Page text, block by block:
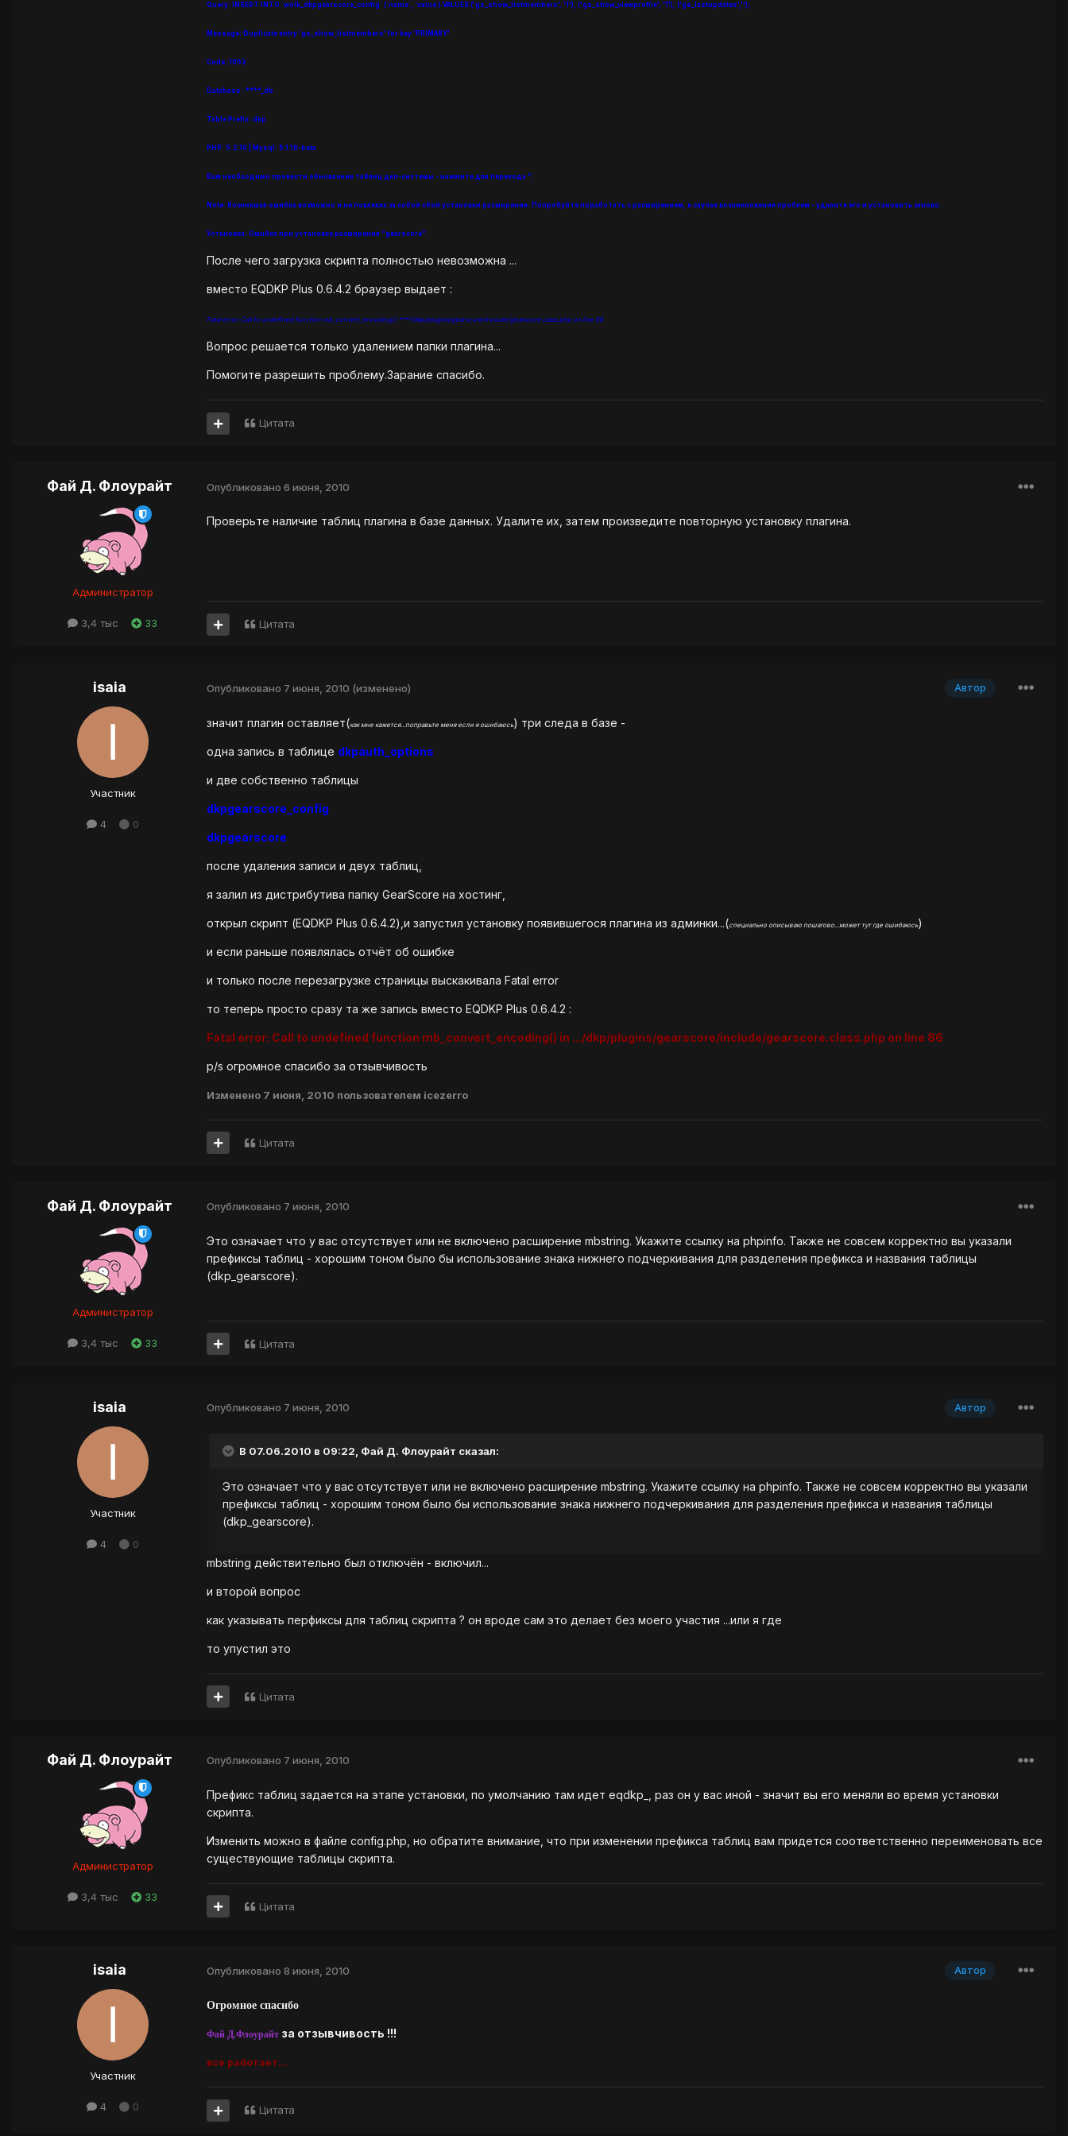
Query: INSERT INTO `wolk_dkpgearscore_config` (`name`, `value`) VALUES ('gs_show_listmembers', '1'), ('gs_show_viewprofile', '1'), ('gs_lastupdates','');
Message: Duplicate entry 'gs_show_listmembers' for key 'PRIMARY'
Code: 1062
Database : ****_db
Table Prefix: dkp
PHP: 5.2.10 | Mysql: 5.1.16-beta
Вам необходимо провести обновление таблиц дкп-системы - нажмите для перехода ".
Note: Возникшая ошибка возможно и не повлекла за собой сбой установки расширения. Попробуйте поработать с расширением, в случае возникновения проблем - удалите его и установить заново.
Установка: Ошибка при установке расширения "gearscore".
После чего загрузка скрипта полностью невозможна ...
вместо EQDKP Plus 0.6.4.2 браузер выдает :
Fatal error: Call to undefined function mb_convert_encoding() ****/dkp/plugins/gearscore/include/gearscore.class.php on line 86
Вопрос решается только удалением папки плагина...
Помогите разрешить проблему.Зарание спасибо.
Цитата
Фай Д. Флоурайт
Администратор
3,4 тыс 33
Опубликовано 6 июня, 2010
Проверьте наличие таблиц плагина в базе данных. Удалите их, затем произведите повторную установку плагина.
Цитата
isaia
Участник
4 0
Автор
Опубликовано 7 июня, 2010 (изменено)
значит плагин оставляет(как мне кажется...поправьте меня если я ошибаюсь) три следа в базе -
одна запись в таблице dkpauth_options
и две собственно таблицы
dkpgearscore_config
dkpgearscore
после удаления записи и двух таблиц,
я залил из дистрибутива папку GearScore на хостинг,
открыл скрипт (EQDKP Plus 0.6.4.2),и запустил установку появившегося плагина из админки...(специально описываю пошагово...может тут где ошибаюсь)
и если раньше появлялась отчёт об ошибке
и только после перезагрузке страницы выскакивала Fatal error
то теперь просто сразу та же запись вместо EQDKP Plus 0.6.4.2 :
Fatal error: Call to undefined function mb_convert_encoding() in .../dkp/plugins/gearscore/include/gearscore.class.php on line 86
p/s огромное спасибо за отзывчивость
Изменено 7 июня, 2010 пользователем icezerro
Цитата
Фай Д. Флоурайт
Администратор
3,4 тыс 33
Опубликовано 7 июня, 2010
Это означает что у вас отсутствует или не включено расширение mbstring. Укажите ссылку на phpinfo. Также не совсем корректно вы указали
префиксы таблиц - хорошим тоном было бы использование знака нижнего подчеркивания для разделения префикса и названия таблицы
(dkp_gearscore).
Цитата
isaia
Участник
4 0
Автор
Опубликовано 7 июня, 2010
В 07.06.2010 в 09:22, Фай Д. Флоурайт сказал:
Это означает что у вас отсутствует или не включено расширение mbstring. Укажите ссылку на phpinfo. Также не совсем корректно вы указали
префиксы таблиц - хорошим тоном было бы использование знака нижнего подчеркивания для разделения префикса и названия таблицы
(dkp_gearscore).
mbstring действительно был отключён - включил...
и второй вопрос
как указывать перфиксы для таблиц скрипта ? он вроде сам это делает без моего участия ...или я где
то упустил это
Цитата
Фай Д. Флоурайт
Администратор
3,4 тыс 33
Опубликовано 7 июня, 2010
Префикс таблиц задается на этапе установки, по умолчанию там идет eqdkp_, раз он у вас иной - значит вы его меняли во время установки
скрипта.
Изменить можно в файле config.php, но обратите внимание, что при изменении префикса таблиц вам придется соответственно переименовать все
существующие таблицы скрипта.
Цитата
isaia
Участник
4 0
Автор
Опубликовано 8 июня, 2010
Огромное спасибо
Фай Д.Флоурайт за отзывчивость !!!
все работает...
Цитата